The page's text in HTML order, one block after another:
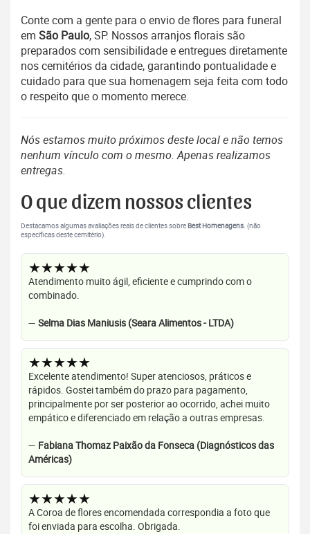
Conte com a gente para o envio de flores para funeral
em São Paulo, SP. Nossos arranjos florais são
preparados com sensibilidade e entregues diretamente
nos cemitérios da cidade, garantindo pontualidade e
cuidado para que sua homenagem seja feita com todo
o respeito que o momento merece.
Nós estamos muito próximos deste local e não temos
nenhum vínculo com o mesmo. Apenas realizamos
entregas.
O que dizem nossos clientes
Destacamos algumas avaliações reais de clientes sobre Best Homenagens. (não
específicas deste cemitério).
★★★★★
Atendimento muito ágil, eficiente e cumprindo com o
combinado.
— Selma Dias Maniusis (Seara Alimentos - LTDA)
★★★★★
Excelente atendimento! Super atenciosos, práticos e
rápidos. Gostei também do prazo para pagamento,
principalmente por ser posterior ao ocorrido, achei muito
empático e diferenciado em relação a outras empresas.
— Fabiana Thomaz Paixão da Fonseca (Diagnósticos das
Américas)
★★★★★
A Coroa de flores encomendada correspondia a foto que
foi enviada para escolha. Obrigada.